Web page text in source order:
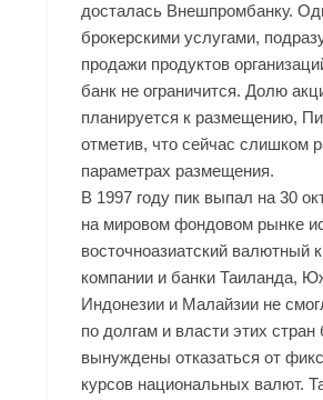
досталась Внешпромбанку.
брокерскими услугами,
продажи продуктов
банк не ограничится. Долю
планируется к размещению,
отметив, что сейчас слишком
параметрах размещения.
В 1997 году пик выпал на 30
на мировом фондовом рынке
восточноазиатский валютный
компании и банки Таиланда,
Индонезии и Малайзии не
по долгам и власти этих
вынуждены отказаться от
курсов национальных валют.